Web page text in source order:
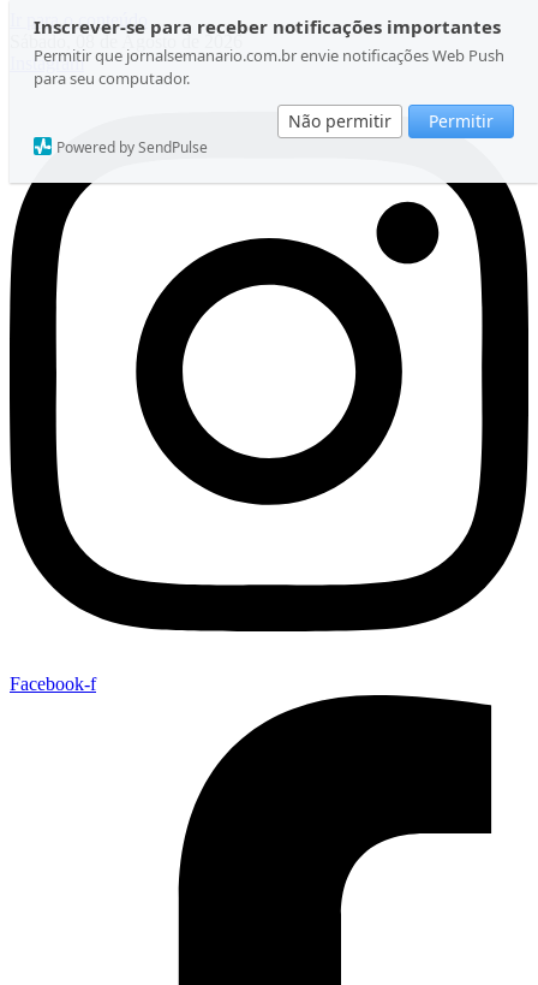
Inscrever-se para receber notificações importantes
Permitir que jornalsemanario.com.br envie notificações Web Push
para seu computador.
Não permitir Permitir
Powered by SendPulse
Ir para o conteúdo
Sábado, 08 de Agosto de 2026
Instagram
Facebook-f